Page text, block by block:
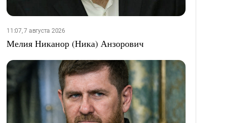
11:07, 7 августа 2026
Мелия Никанор (Ника) Анзорович